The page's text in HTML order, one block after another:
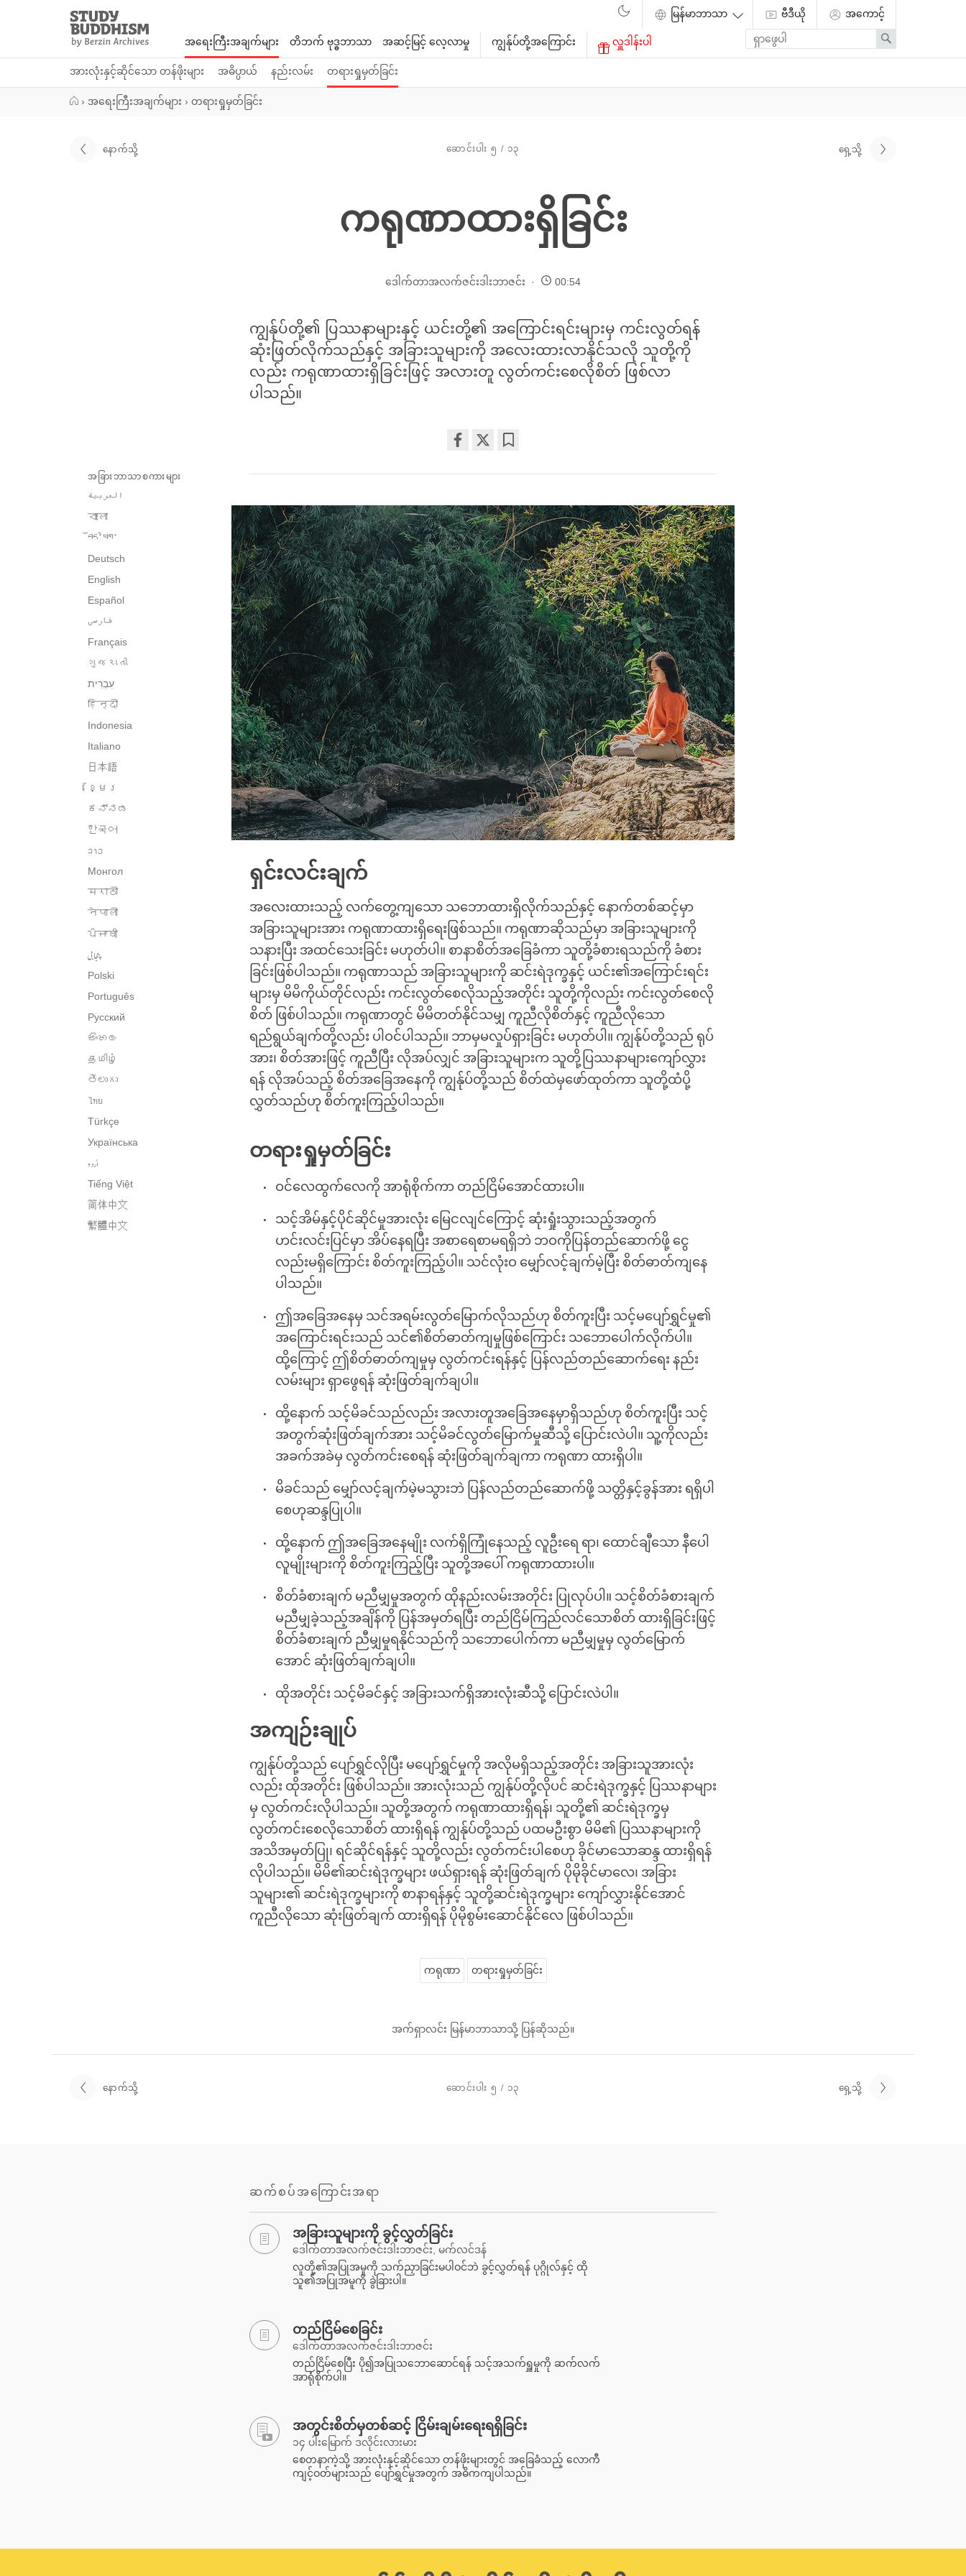
Study
Buddhism
Home
အရေးကြီးအချက်များ
အားလုံးနှင့်ဆိုင်သော တန်ဖိုးများ အဓိပ္ပာယ် နည်းလမ်း တရားရှုမှတ်ခြင်း
တိဘက် ဗုဒ္ဓဘာသာ အဆင့်မြင့် လေ့လာမှု ကျွန်ုပ်တို့အကြောင်း လှူဒါန်းပါ
ဗီဒီယို
အကောင့်
Enter
search
term
Search
› အရေးကြီးအချက်များ › တရားရှုမှတ်ခြင်း
နောက်သို့ ဆောင်းပါး ၅ / ၁၃ ရှေ့သို့
ကရုဏာထားရှိခြင်း
ဒေါက်တာအလက်ဇင်းဒါးဘာဇင်း 00:54
ကျွန်ုပ်တို့၏ ပြဿနာများနှင့် ယင်းတို့၏ အကြောင်းရင်းများမှ ကင်းလွတ်ရန်
ဆုံးဖြတ်လိုက်သည်နှင့် အခြားသူများကို အလေးထားလာနိုင်သလို သူတို့ကို
လည်း ကရုဏာထားရှိခြင်းဖြင့် အလားတူ လွတ်ကင်းစေလိုစိတ် ဖြစ်လာ
ပါသည်။
on
အခြားဘာသာစကားများ
العربية
বাংলা
བོད་ཡིག་
Deutsch
English
Español
فارسی
Français
ગુજરાતી
हिन्दी
Indonesia
Italiano
日本語
ខ្មែរ
ಕನ್ನಡ
한국어
ລາວ
Монгол
मराठी
नेपाली
ਪੰਜਾਬੀ
پنجابی
Polski
Português
Русский
සිංහල
தமிழ்
తెలుగు
ไทย
Türkçe
Українська
اُردو
Tiếng Việt
简体中文
繁體中文
ရှင်းလင်းချက်
အလေးထားသည့် လက်တွေ့ကျသော သဘောထားရှိလိုက်သည်နှင့် နောက်တစ်ဆင့်မှာ
အခြားသူများအား ကရုဏာထားရှိရေးဖြစ်သည်။ ကရုဏာဆိုသည်မှာ အခြားသူများကို
သနားပြီး အထင်သေးခြင်း မဟုတ်ပါ။ စာနာစိတ်အခြေခံကာ သူတို့ခံစားရသည်ကို ခံစား
ခြင်းဖြစ်ပါသည်။ ကရုဏာသည် အခြားသူများကို ဆင်းရဲဒုက္ခနှင့် ယင်း၏အကြောင်းရင်း
များမှ မိမိကိုယ်တိုင်လည်း ကင်းလွတ်စေလိုသည့်အတိုင်း သူတို့ကိုလည်း ကင်းလွတ်စေလို
စိတ် ဖြစ်ပါသည်။ ကရုဏာတွင် မိမိတတ်နိုင်သမျှ ကူညီလိုစိတ်နှင့် ကူညီလိုသော
ရည်ရွယ်ချက်တို့လည်း ပါဝင်ပါသည်။ ဘာမှမလှုပ်ရှားခြင်း မဟုတ်ပါ။ ကျွန်ုပ်တို့သည် ရုပ်
အား၊ စိတ်အားဖြင့် ကူညီပြီး လိုအပ်လျှင် အခြားသူများက သူတို့ပြဿနာများကျော်လွှား
ရန် လိုအပ်သည့် စိတ်အခြေအနေကို ကျွန်ုပ်တို့သည် စိတ်ထဲမှဖော်ထုတ်ကာ သူတို့ထံပို့
လွှတ်သည်ဟု စိတ်ကူးကြည့်ပါသည်။
တရားရှုမှတ်ခြင်း
ဝင်လေထွက်လေကို အာရုံစိုက်ကာ တည်ငြိမ်အောင်ထားပါ။
သင့်အိမ်နှင့်ပိုင်ဆိုင်မှုအားလုံး မြေငလျင်ကြောင့် ဆုံးရှုံးသွားသည့်အတွက်
ဟင်းလင်းပြင်မှာ အိပ်နေရပြီး အစာရေစာမရရှိဘဲ ဘဝကိုပြန်တည်ဆောက်ဖို့ ငွေ
လည်းမရှိကြောင်း စိတ်ကူးကြည့်ပါ။ သင်လုံးဝ မျှော်လင့်ချက်မဲ့ပြီး စိတ်ဓာတ်ကျနေ
ပါသည်။
ဤအခြေအနေမှ သင်အရမ်းလွတ်မြောက်လိုသည်ဟု စိတ်ကူးပြီး သင့်မပျော်ရွှင်မှု၏
အကြောင်းရင်းသည် သင်၏စိတ်ဓာတ်ကျမှုဖြစ်ကြောင်း သဘောပေါက်လိုက်ပါ။
ထို့ကြောင့် ဤစိတ်ဓာတ်ကျမှုမှ လွတ်ကင်းရန်နှင့် ပြန်လည်တည်ဆောက်ရေး နည်း
လမ်းများ ရှာဖွေရန် ဆုံးဖြတ်ချက်ချပါ။
ထို့နောက် သင့်မိခင်သည်လည်း အလားတူအခြေအနေမှာရှိသည်ဟု စိတ်ကူးပြီး သင့်
အတွက်ဆုံးဖြတ်ချက်အား သင့်မိခင်လွတ်မြောက်မှုဆီသို့ ပြောင်းလဲပါ။ သူ့ကိုလည်း
အခက်အခဲမှ လွတ်ကင်းစေရန် ဆုံးဖြတ်ချက်ချကာ ကရုဏာ ထားရှိပါ။
မိခင်သည် မျှော်လင့်ချက်မဲ့မသွားဘဲ ပြန်လည်တည်ဆောက်ဖို့ သတ္တိနှင့်ခွန်အား ရရှိပါ
စေဟုဆန္ဒပြုပါ။
ထို့နောက် ဤအခြေအနေမျိုး လက်ရှိကြုံနေသည့် လူဦးရေ ရာ၊ ထောင်ချီသော နီပေါ
လူမျိုးများကို စိတ်ကူးကြည့်ပြီး သူတို့အပေါ် ကရုဏာထားပါ။
စိတ်ခံစားချက် မညီမျှမှုအတွက် ထိုနည်းလမ်းအတိုင်း ပြုလုပ်ပါ။ သင့်စိတ်ခံစားချက်
မညီမျှခဲ့သည့်အချိန်ကို ပြန်အမှတ်ရပြီး တည်ငြိမ်ကြည်လင်သောစိတ် ထားရှိခြင်းဖြင့်
စိတ်ခံစားချက် ညီမျှမှုရနိုင်သည်ကို သဘောပေါက်ကာ မညီမျှမှုမှ လွတ်မြောက်
အောင် ဆုံးဖြတ်ချက်ချပါ။
ထိုအတိုင်း သင့်မိခင်နှင့် အခြားသက်ရှိအားလုံးဆီသို့ ပြောင်းလဲပါ။
အကျဉ်းချုပ်
ကျွန်ုပ်တို့သည် ပျော်ရွှင်လိုပြီး မပျော်ရွှင်မှုကို အလိုမရှိသည့်အတိုင်း အခြားသူအားလုံး
လည်း ထိုအတိုင်း ဖြစ်ပါသည်။ အားလုံးသည် ကျွန်ုပ်တို့လိုပင် ဆင်းရဲဒုက္ခနှင့် ပြဿနာများ
မှ လွတ်ကင်းလိုပါသည်။ သူတို့အတွက် ကရုဏာထားရှိရန်၊ သူတို့၏ ဆင်းရဲဒုက္ခမှ
လွတ်ကင်းစေလိုသောစိတ် ထားရှိရန် ကျွန်ုပ်တို့သည် ပထမဦးစွာ မိမိ၏ ပြဿနာများကို
အသိအမှတ်ပြု၊ ရင်ဆိုင်ရန်နှင့် သူတို့လည်း လွတ်ကင်းပါစေဟု ခိုင်မာသောဆန္ဒ ထားရှိရန်
လိုပါသည်။ မိမိ၏ဆင်းရဲဒုက္ခများ ဖယ်ရှားရန် ဆုံးဖြတ်ချက် ပိုမိုခိုင်မာလေ၊ အခြား
သူများ၏ ဆင်းရဲဒုက္ခများကို စာနာရန်နှင့် သူတို့ဆင်းရဲဒုက္ခများ ကျော်လွှားနိုင်အောင်
ကူညီလိုသော ဆုံးဖြတ်ချက် ထားရှိရန် ပိုမိုစွမ်းဆောင်နိုင်လေ ဖြစ်ပါသည်။
ကရုဏာ တရားရှုမှတ်ခြင်း
အက်ရှာလင်း မြန်မာဘာသာသို့ ပြန်ဆိုသည်။
နောက်သို့ ဆောင်းပါး ၅ / ၁၃ ရှေ့သို့
ဆက်စပ်အကြောင်းအရာ
အခြားသူများကို ခွင့်လွှတ်ခြင်း
ဒေါက်တာအလက်ဇင်းဒါးဘာဇင်း, မက်လင်ဒန်
လူတို့၏အပြုအမူကို သက်ညှာခြင်းမပါဝင်ဘဲ ခွင့်လွှတ်ရန် ပုဂ္ဂိုလ်နှင့် ထို
သူ၏အပြုအမူကို ခွဲခြားပါ။
တည်ငြိမ်စေခြင်း
ဒေါက်တာအလက်ဇင်းဒါးဘာဇင်း
တည်ငြိမ်စေပြီး ပို၍အပြုသဘောဆောင်ရန် သင့်အသက်ရှူမှုကို ဆက်လက်
အာရုံစိုက်ပါ။
အတွင်းစိတ်မှတစ်ဆင့် ငြိမ်းချမ်းရေးရရှိခြင်း
၁၄ ပါးမြောက် ဒလိုင်းလားမား
စေတနာကဲ့သို့ အားလုံးနှင့်ဆိုင်သော တန်ဖိုးများတွင် အခြေခံသည့် လောကီ
ကျင့်ဝတ်များသည် ပျော်ရွှင်မှုအတွက် အဓိကကျပါသည်။